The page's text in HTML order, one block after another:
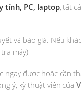
tính, PC, laptop, tất
và báo giá. Nếu
máy)
được hoặc cần
ý, kỹ thuật viên của